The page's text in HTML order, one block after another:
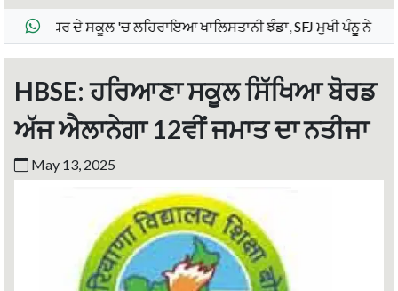
ਦੇ ਸਕੂਲ 'ਚ ਲਹਿਰਾਇਆ ਖਾਲਿਸਤਾਨੀ ਝੰਡਾ, SFJ ਮੁਖੀ ਪੰਨੂੂ ਨੇ ਦਿੱਤੀ ਧਮਕੀ
HBSE: ਹਰਿਆਣਾ ਸਕੂਲ ਸਿੱਖਿਆ ਬੋਰਡ
ਅੱਜ ਐਲਾਨੇਗਾ 12ਵੀਂ ਜਮਾਤ ਦਾ ਨਤੀਜਾ
May 13, 2025